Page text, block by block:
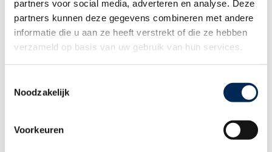
partners voor social media, adverteren en analyse. Deze
partners kunnen deze gegevens combineren met andere
informatie die u aan ze heeft verstrekt of die ze hebben
verzameld op basis van uw gebruik van hun services.
Noodzakelijk
Voorkeuren
Your Dutch Interfisc payroll team